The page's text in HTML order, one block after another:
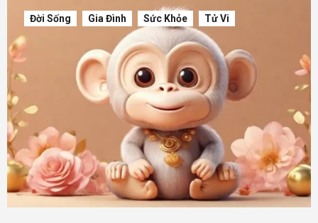
Đời Sống Gia Đình Sức Khỏe Tử Vi